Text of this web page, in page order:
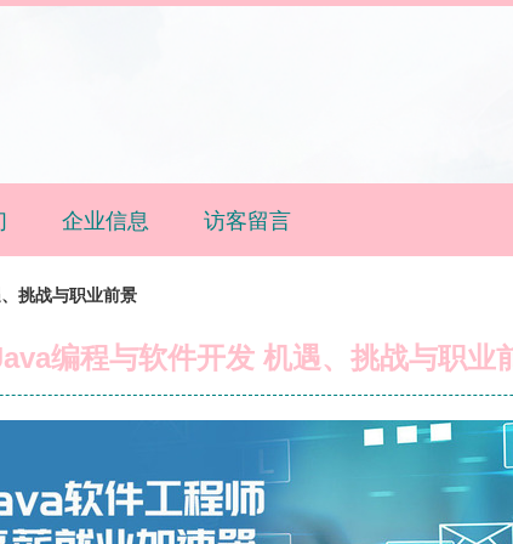
企业信息 访客留言
挑战与职业前景
编程与软件开发 机遇、挑战与职业